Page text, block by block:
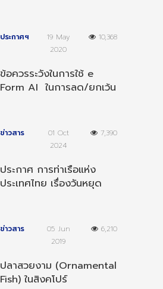
ประกาศฯ
19 May
2020
10,368
ข้อควรระวังในการใช้ e
Form AI ในการลด/ยกเว้น
ข่าวสาร
01 Oct
2024
7,390
ประกาศ การท่าเรือแห่ง
ประเทศไทย เรื่องวันหยุด
ข่าวสาร
05 Jun
2019
6,210
ปลาสวยงาม (Ornamental
Fish) ในสิงคโปร์